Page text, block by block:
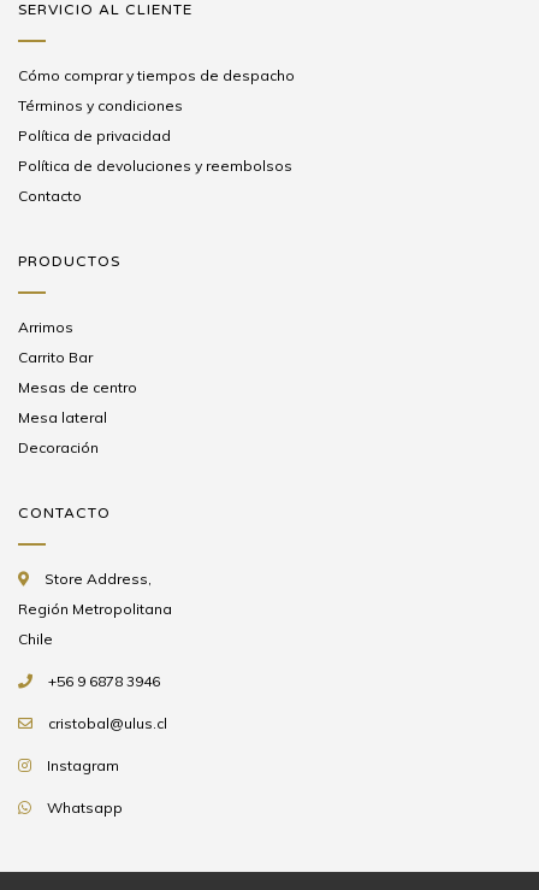
SERVICIO AL CLIENTE
Cómo comprar y tiempos de despacho
Términos y condiciones
Política de privacidad
Política de devoluciones y reembolsos
Contacto
PRODUCTOS
Arrimos
Carrito Bar
Mesas de centro
Mesa lateral
Decoración
CONTACTO
Store Address,
Región Metropolitana
Chile
+56 9 6878 3946
cristobal@ulus.cl
Instagram
Whatsapp